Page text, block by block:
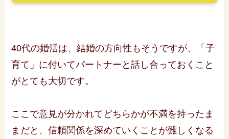
40代の婚活は、結婚の方向性もそうですが、「子
育て」に付いてパートナーと話し合っておくこと
がとても大切です。
ここで意見が分かれてどちらかが不満を持ったま
まだと、信頼関係を深めていくことが難しくなる